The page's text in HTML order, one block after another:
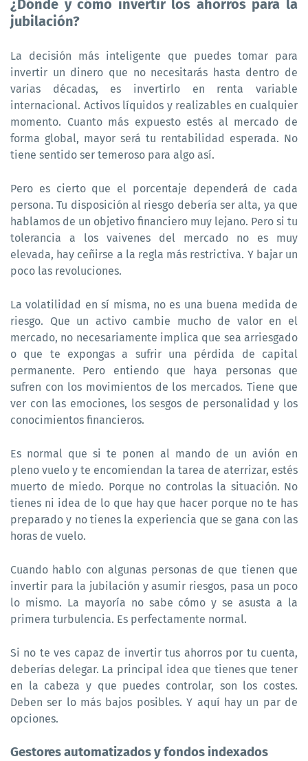
¿Dónde y cómo invertir los ahorros para la
jubilación?
La decisión más inteligente que puedes tomar para
invertir un dinero que no necesitarás hasta dentro de
varias décadas, es invertirlo en renta variable
internacional. Activos líquidos y realizables en cualquier
momento. Cuanto más expuesto estés al mercado de
forma global, mayor será tu rentabilidad esperada. No
tiene sentido ser temeroso para algo así.
Pero es cierto que el porcentaje dependerá de cada
persona. Tu disposición al riesgo debería ser alta, ya que
hablamos de un objetivo financiero muy lejano. Pero si tu
tolerancia a los vaivenes del mercado no es muy
elevada, hay ceñirse a la regla más restrictiva. Y bajar un
poco las revoluciones.
La volatilidad en sí misma, no es una buena medida de
riesgo. Que un activo cambie mucho de valor en el
mercado, no necesariamente implica que sea arriesgado
o que te expongas a sufrir una pérdida de capital
permanente. Pero entiendo que haya personas que
sufren con los movimientos de los mercados. Tiene que
ver con las emociones, los sesgos de personalidad y los
conocimientos financieros.
Es normal que si te ponen al mando de un avión en
pleno vuelo y te encomiendan la tarea de aterrizar, estés
muerto de miedo. Porque no controlas la situación. No
tienes ni idea de lo que hay que hacer porque no te has
preparado y no tienes la experiencia que se gana con las
horas de vuelo.
Cuando hablo con algunas personas de que tienen que
invertir para la jubilación y asumir riesgos, pasa un poco
lo mismo. La mayoría no sabe cómo y se asusta a la
primera turbulencia. Es perfectamente normal.
Si no te ves capaz de invertir tus ahorros por tu cuenta,
deberías delegar. La principal idea que tienes que tener
en la cabeza y que puedes controlar, son los costes.
Deben ser lo más bajos posibles. Y aquí hay un par de
opciones.
Gestores automatizados y fondos indexados